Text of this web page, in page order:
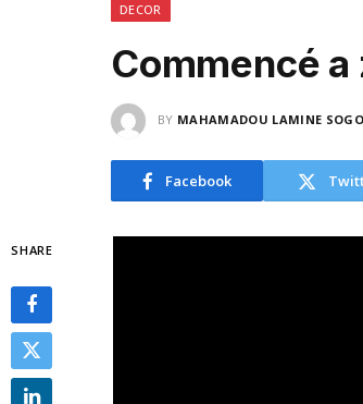
DECOR
Commencé a
BY MAHAMADOU LAMINE
Facebook
SHARE